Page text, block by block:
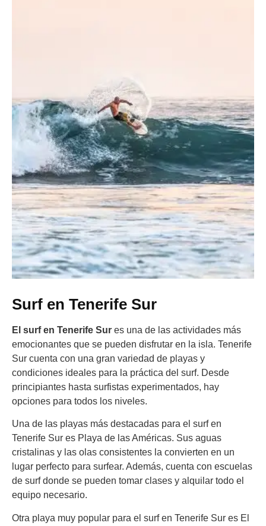
Surf en Tenerife Sur
El surf en Tenerife Sur es una de las actividades más
emocionantes que se pueden disfrutar en la isla. Tenerife
Sur cuenta con una gran variedad de playas y
condiciones ideales para la práctica del surf. Desde
principiantes hasta surfistas experimentados, hay
opciones para todos los niveles.
Una de las playas más destacadas para el surf en
Tenerife Sur es Playa de las Américas. Sus aguas
cristalinas y las olas consistentes la convierten en un
lugar perfecto para surfear. Además, cuenta con escuelas
de surf donde se pueden tomar clases y alquilar todo el
equipo necesario.
Otra playa muy popular para el surf en Tenerife Sur es El